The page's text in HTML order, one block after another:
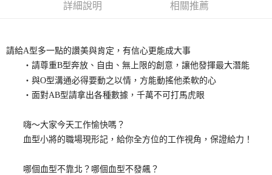
詳細說明 相關推薦
請給A型多一點的讚美與肯定，有信心更能成大事
‧請尊重B型奔放、自由、無上限的創意，讓他發揮最大潛能
‧與O型溝通必得要動之以情，方能動搖他柔軟的心
‧面對AB型請拿出各種數據，千萬不可打馬虎眼
嗨～大家今天工作愉快嗎？
血型小將的職場現形記，給你全方位的工作視角，保證給力！
哪個血型不靠北？哪個血型不發飆？